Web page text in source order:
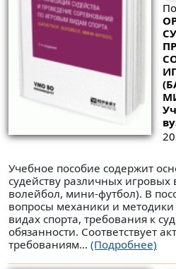
Учебное пособие содержит
судейству различных игровых
волейбол, мини-футбол). В
вопросы механики и методики
видах спорта, требования к
обязанности. Соответствует
требованиям... (Подробнее)